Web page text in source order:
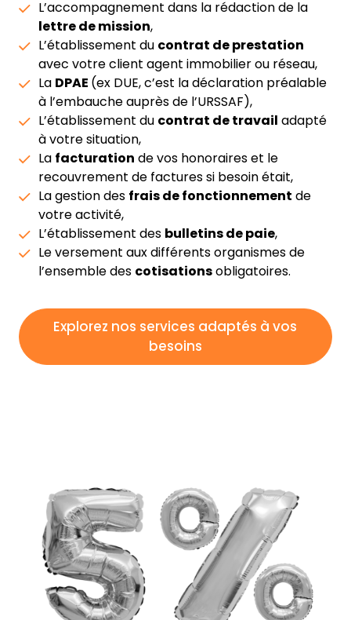
L’accompagnement dans la rédaction de la
lettre de mission,
L’établissement du contrat de prestation
avec votre client agent immobilier ou réseau,
La DPAE (ex DUE, c’est la déclaration préalable
à l’embauche auprès de l’URSSAF),
L’établissement du contrat de travail adapté
à votre situation,
La facturation de vos honoraires et le
recouvrement de factures si besoin était,
La gestion des frais de fonctionnement de
votre activité,
L’établissement des bulletins de paie,
Le versement aux différents organismes de
l’ensemble des cotisationsobligatoires.
Explorez nos services adaptés à vos
besoins